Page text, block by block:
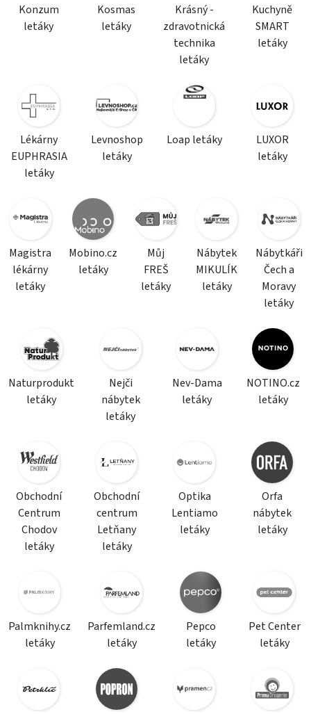
Konzum
letáky
Kosmas
letáky
Krásný -
zdravotnická
technika
letáky
Kuchyně
SMART
letáky
Lékárny
EUPHRASIA
letáky
Levnoshop
letáky
Loap letáky
LUXOR
letáky
Magistra
lékárny
letáky
Mobino.cz
letáky
Můj
FREŠ
letáky
Nábytek
MIKULÍK
letáky
Nábytkáři
Čech a
Moravy
letáky
Naturprodukt
letáky
Nejči
nábytek
letáky
Nev-Dama
letáky
NOTINO.cz
letáky
Obchodní
Centrum
Chodov
letáky
Obchodní
centrum
Letňany
letáky
Optika
Lentiamo
letáky
Orfa
nábytek
letáky
Palmknihy.cz
letáky
Parfemland.cz
letáky
Pepco
letáky
Pet Center
letáky